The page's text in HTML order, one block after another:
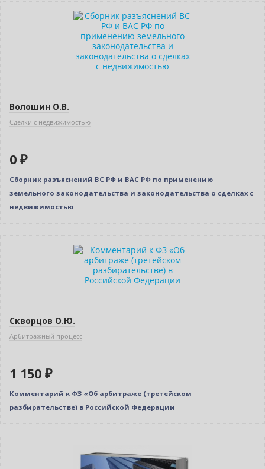
Волошин О.В.
Сделки с недвижимостью
0 ₽
Сборник разъяснений ВС РФ и ВАС РФ по применению
земельного законодательства и законодательства о сделках с
недвижимостью
Скворцов О.Ю.
Арбитражный процесс
1 150 ₽
Комментарий к ФЗ «Об арбитраже (третейском
разбирательстве) в Российской Федерации